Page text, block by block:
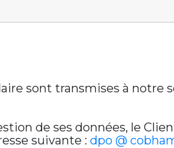
sont transmises à notre
de ses données, le
suivante : dpo @